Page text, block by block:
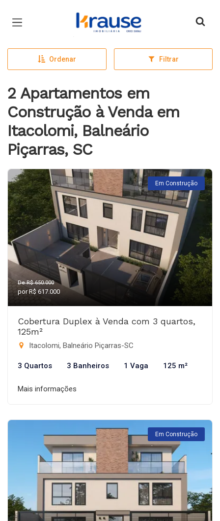
Página inicial
Ordenar Filtrar
2 Apartamentos em
Construção à Venda em
Itacolomi, Balneário
Piçarras, SC
Em Construção
De R$ 650.000
por R$ 617.000
Cobertura Duplex à Venda com 3 quartos,
125m²
Itacolomi, Balneário Piçarras-SC
3 Quartos 3 Banheiros 1 Vaga 125 m²
Mais informações
Em Construção